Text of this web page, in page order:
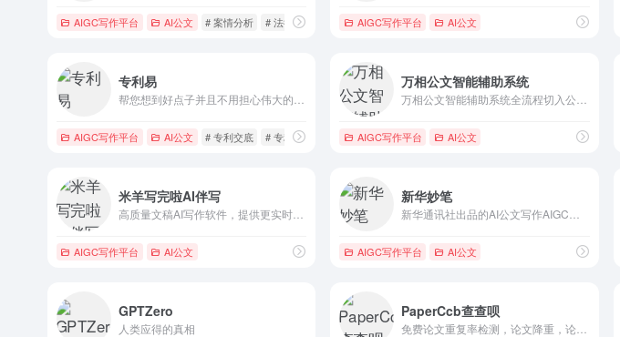
AIGC写作平台 AI公文 # 案情分析 # 法律文书 # 法律检索AIGC写作平台 AI公文
专利易
AIGC写作平台 AI公文 # 专利交底 # 专利写作 # 专利助手
万相公文智能辅助系统
AIGC写作平台 AI公文
米羊写完啦AI伴写
AIGC写作平台 AI公文
新华妙笔
AIGC写作平台 AI公文
GPTZero
人类应得的真相
PaperCcb查查呗